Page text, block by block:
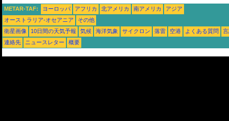
METAR-TAF: ヨーロッパ アフリカ 北アメリカ 南アメリカ
アジア
オーストラリア-オセアニア
その他
衛星画像
10日間の天気予報 気候 海洋気象 サイクロン 落雷 空港 よくある質問
連絡先
ニュースレター 概要